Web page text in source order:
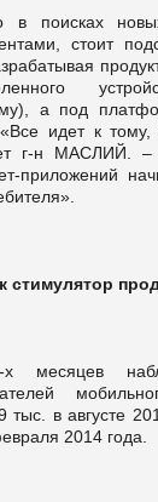
в поисках
стоит
а под
идет к
г-н МАСЛИЙ. –
приложений
стимулятор
месяцев
тыс. в августе
2014 года.